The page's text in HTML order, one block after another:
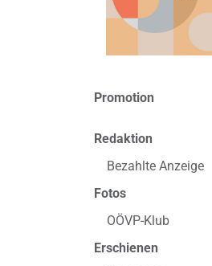
Promotion
Redaktion
Bezahlte Anzeige
Fotos
OÖVP-Klub
Erschienen